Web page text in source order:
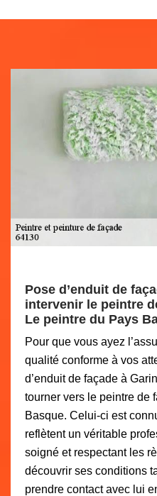
Pose d’enduit de
intervenir le peintre
Le peintre du Pays
Pour que vous ayez
qualité conforme à vos
d’enduit de façade à
tourner vers le peintre de
Basque. Celui-ci est
reflètent un véritable
soigné et respectant les
découvrir ses conditions
prendre contact avec lui